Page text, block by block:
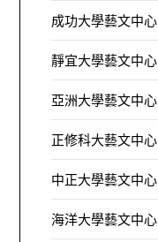
成功大學藝文中心
靜宜大學藝文中心
亞洲大學藝文中心
正修科大藝文中心
中正大學藝文中心
海洋大學藝文中心